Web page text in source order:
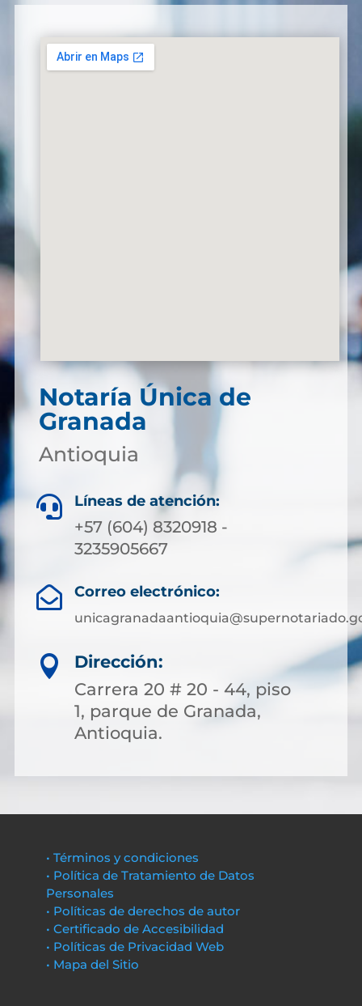
Notaría Única de
Granada
Antioquia
 Líneas de atención:
+57 (604) 8320918 -
3235905667
 Correo electrónico:

Dirección:
Carrera 20 # 20 - 44, piso
1, parque de Granada,
Antioquia.
• Términos y condiciones
• Política de Tratamiento de Datos
Personales
• Políticas de derechos de autor
• Certificado de Accesibilidad
• Políticas de Privacidad Web
• Mapa del Sitio